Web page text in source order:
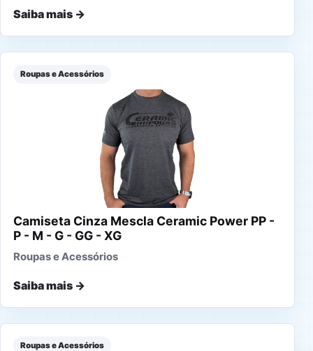
Saiba mais →
Roupas e Acessórios
Camiseta Cinza Mescla Ceramic Power PP -
P - M - G - GG - XG
Roupas e Acessórios
Saiba mais →
Roupas e Acessórios